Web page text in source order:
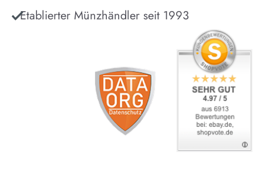
Etablierter Münzhändler seit 1993